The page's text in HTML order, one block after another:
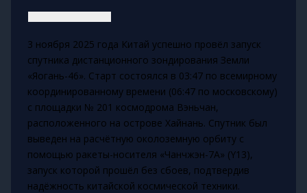
3 ноября 2025 года Китай успешно провёл запуск
спутника дистанционного зондирования Земли
«Яогань-46». Старт состоялся в 03:47 по всемирному
координированному времени (06:47 по московскому)
с площадки № 201 космодрома Вэньчан,
расположенного на острове Хайнань. Спутник был
выведен на расчётную околоземную орбиту с
помощью ракеты-носителя «Чанчжэн-7А» (Y13),
запуск которой прошёл без сбоев, подтвердив
надёжность китайской космической техники.